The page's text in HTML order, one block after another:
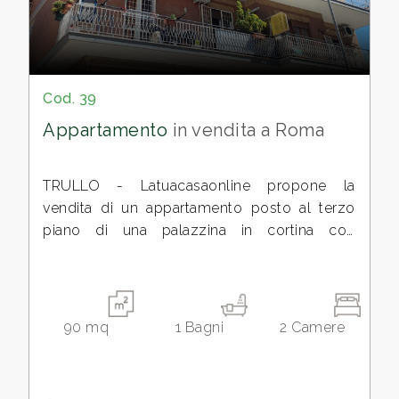
vicinanza ai principali
Cod. 39
Appartamento in vendita a Roma
TRULLO - Latuacasaonline propone la
vendita di un appartamento posto al terzo
piano di una palazzina in cortina con
L'immobile che si presenta da ristrutturare è
così composto; ingresso, soggiorno,
90 mq 1 Bagni 2 Camere
Qualsiasi
1
3